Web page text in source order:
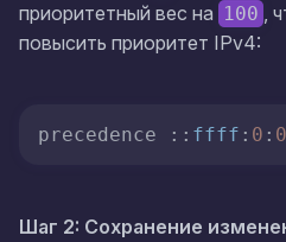
приоритетный вес на 100 ,
повысить приоритет IPv4:
precedence :: ffff : 0 : 0
Шаг 2: Сохранение